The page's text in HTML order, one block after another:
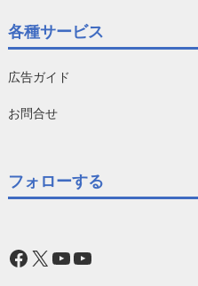
各種サービス
広告ガイド
お問合せ
フォローする
Facebook
X YouTube
YouTube